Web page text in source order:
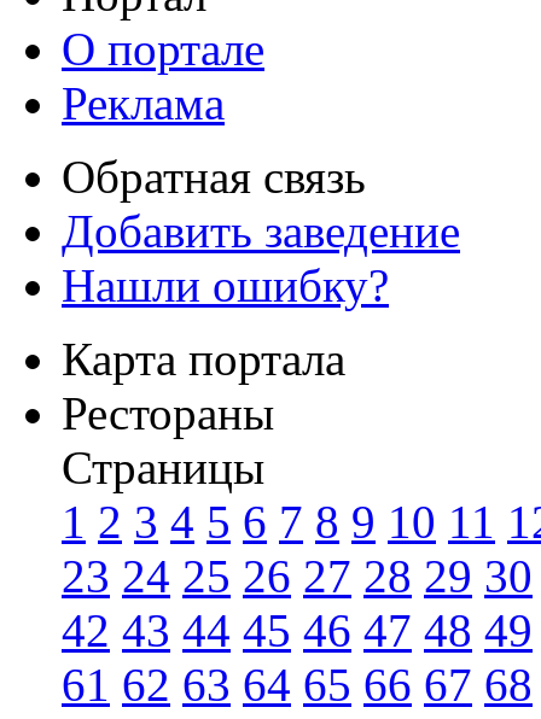
О портале
Реклама
Обратная связь
Добавить заведение
Нашли ошибку?
Карта портала
Рестораны
Страницы
1 2 3 4 5 6 7 8 9 10 11
23 24 25 26 27 28 29 30
42 43 44 45 46 47 48 49
61 62 63 64 65 66 67 68